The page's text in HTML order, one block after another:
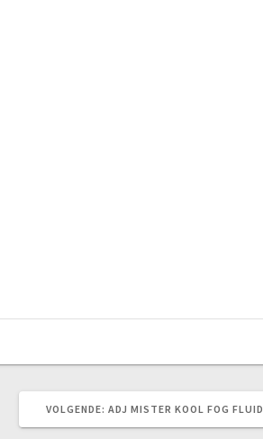
VOLGENDE: VOLGEND
ADJ MISTER KOOL FOG FLUID